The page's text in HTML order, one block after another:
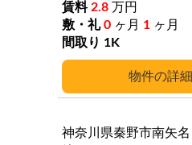
詳細
2.8 万円
0 ヶ月 1 ヶ月
1K
神奈川県秦野市南矢名